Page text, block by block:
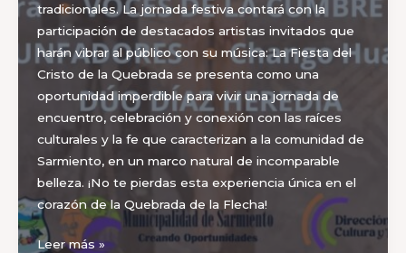
tradicionales. La jornada festiva contará con la
participación de destacados artistas invitados que
harán vibrar al público con su música: La Fiesta del
Cristo de la Quebrada se presenta como una
oportunidad imperdible para vivir una jornada de
encuentro, celebración y conexión con las raíces
culturales y la fe que caracterizan a la comunidad de
Sarmiento, en un marco natural de incomparable
belleza. ¡No te pierdas esta experiencia única en el
corazón de la Quebrada de la Flecha!
Sarmiento
Leer más »